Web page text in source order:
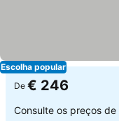
Escolha popular
De € 246
Consulte os preços de